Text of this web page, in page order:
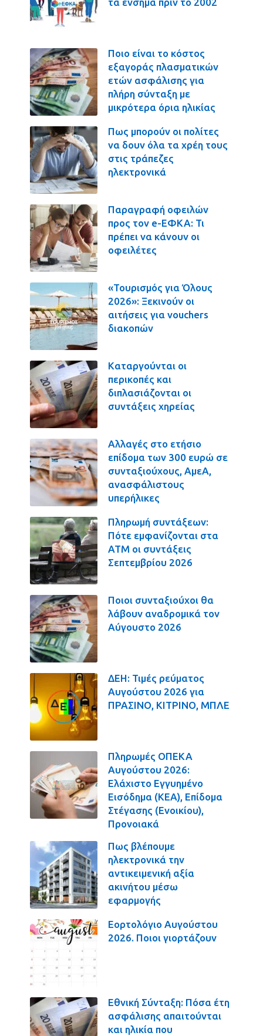
Ποιο είναι το κόστος
εξαγοράς πλασματικών
ετών ασφάλισης για
πλήρη σύνταξη με
μικρότερα όρια ηλικίας
Πως μπορούν οι πολίτες
να δουν όλα τα χρέη τους
στις τράπεζες
ηλεκτρονικά
Παραγραφή οφειλών
προς τον e-ΕΦΚΑ: Τι
πρέπει να κάνουν οι
οφειλέτες
«Τουρισμός για Όλους
2026»: Ξεκινούν οι
αιτήσεις για vouchers
διακοπών
Καταργούνται οι
περικοπές και
διπλασιάζονται οι
συντάξεις χηρείας
Αλλαγές στο ετήσιο
επίδομα των 300 ευρώ σε
συνταξιούχους, ΑμεΑ,
ανασφάλιστους
υπερήλικες
Πληρωμή συντάξεων:
Πότε εμφανίζονται στα
ΑΤΜ οι συντάξεις
Σεπτεμβρίου 2026
Ποιοι συνταξιούχοι θα
λάβουν αναδρομικά τον
Αύγουστο 2026
ΔΕΗ: Τιμές ρεύματος
Αυγούστου 2026 για
ΠΡΑΣΙΝΟ, ΚΙΤΡΙΝΟ, ΜΠΛΕ
Πληρωμές ΟΠΕΚΑ
Αυγούστου 2026:
Ελάχιστο Εγγυημένο
Εισόδημα (ΚΕΑ), Επίδομα
Στέγασης (Ενοικίου),
Προνοιακά
Πως βλέπουμε
ηλεκτρονικά την
αντικειμενική αξία
ακινήτου μέσω
εφαρμογής
Εορτολόγιο Αυγούστου
2026. Ποιοι γιορτάζουν
Εθνική Σύνταξη: Πόσα έτη
ασφάλισης απαιτούνται
και ηλικία που